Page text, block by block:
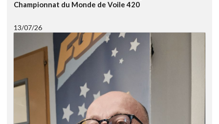
Championnat du Monde de Voile 420
13/07/26